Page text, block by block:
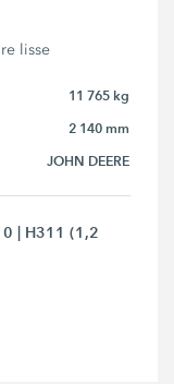
lisse
11 765 kg
2 140 mm
JOHN DEERE
| H311 (1,2